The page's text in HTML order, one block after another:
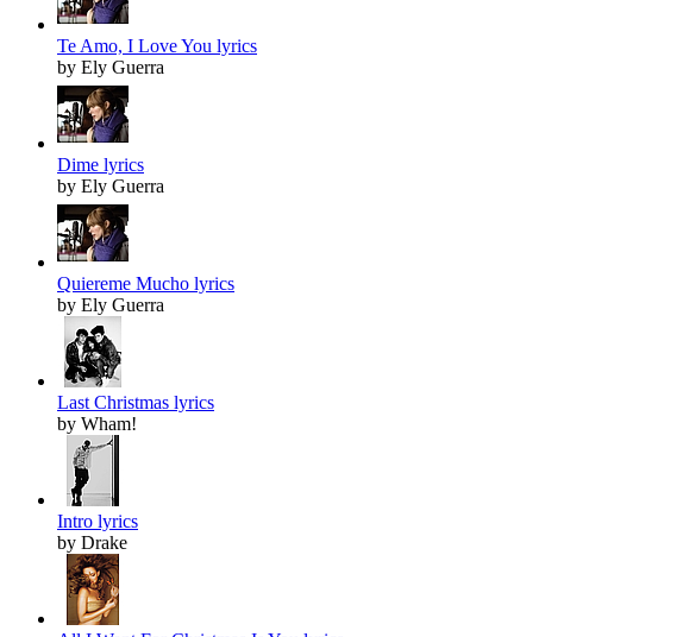
Te Amo, I Love You lyrics
by Ely Guerra
Dime lyrics
by Ely Guerra
Quiereme Mucho lyrics
by Ely Guerra
Last Christmas lyrics
by Wham!
Intro lyrics
by Drake